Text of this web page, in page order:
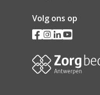
Volg ons op